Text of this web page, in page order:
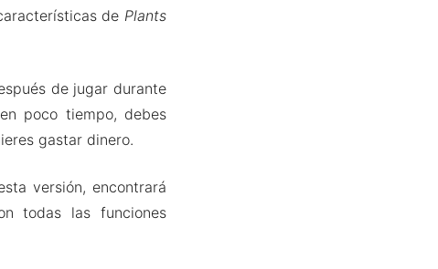
de Plants
de jugar durante
poco tiempo, debes
gastar dinero.
versión, encontrará
todas las funciones